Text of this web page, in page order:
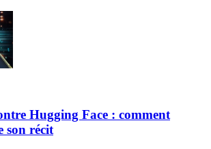
Hugging Face : comment
son récit